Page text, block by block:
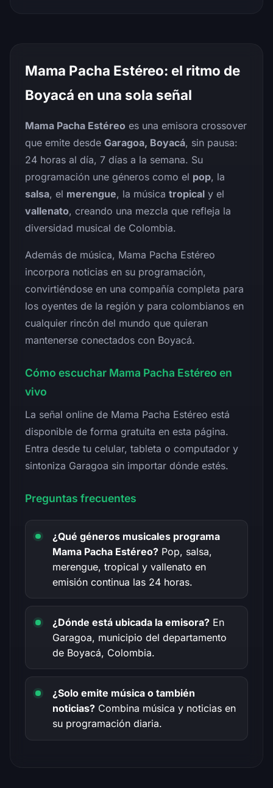
Mama Pacha Estéreo: el ritmo de
Boyacá en una sola señal
Mama Pacha Estéreo es una emisora crossover
que emite desde Garagoa, Boyacá, sin pausa:
24 horas al día, 7 días a la semana. Su
programación une géneros como el pop, la
salsa, el merengue, la música tropical y el
vallenato, creando una mezcla que refleja la
diversidad musical de Colombia.
Además de música, Mama Pacha Estéreo
incorpora noticias en su programación,
convirtiéndose en una compañía completa para
los oyentes de la región y para colombianos en
cualquier rincón del mundo que quieran
mantenerse conectados con Boyacá.
Cómo escuchar Mama Pacha Estéreo en
vivo
La señal online de Mama Pacha Estéreo está
disponible de forma gratuita en esta página.
Entra desde tu celular, tableta o computador y
sintoniza Garagoa sin importar dónde estés.
Preguntas frecuentes
¿Qué géneros musicales programa
Mama Pacha Estéreo? Pop, salsa,
merengue, tropical y vallenato en
emisión continua las 24 horas.
¿Dónde está ubicada la emisora? En
Garagoa, municipio del departamento
de Boyacá, Colombia.
¿Solo emite música o también
noticias? Combina música y noticias en
su programación diaria.